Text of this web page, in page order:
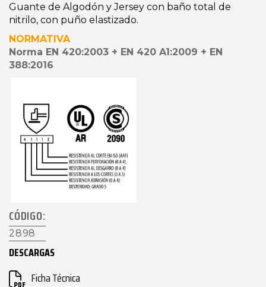
Guante de Algodón y Jersey con baño total de
nitrilo, con puño elastizado.
NORMATIVA
Norma EN 420:2003 + EN 420 A1:2009 + EN
388:2016
CÓDIGO:
2898
DESCARGAS
Ficha Técnica